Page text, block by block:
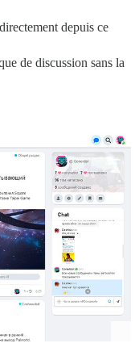
depuis ce
de discussion sans la